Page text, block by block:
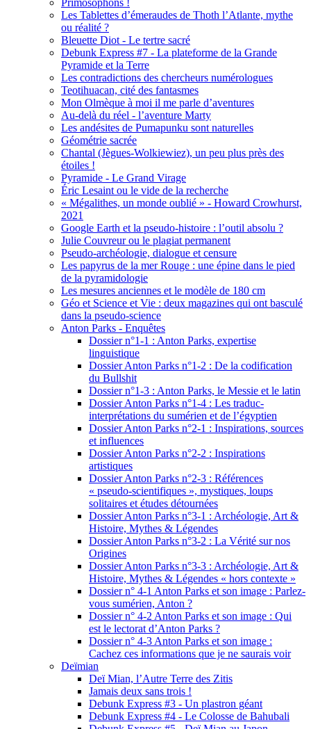
Les Tablettes d’émeraudes de Thoth l’Atlante, mythe
ou réalité ?
Bleuette Diot - Le tertre sacré
Debunk Express #7 - La plateforme de la Grande
Pyramide et la Terre
Les contradictions des chercheurs numérologues
Teotihuacan, cité des fantasmes
Mon Olmèque à moi il me parle d’aventures
Au-delà du réel - l’aventure Marty
Les andésites de Pumapunku sont naturelles
Géométrie sacrée
Chantal (Jègues-Wolkiewiez), un peu plus près des
étoiles !
Pyramide - Le Grand Virage
Éric Lesaint ou le vide de la recherche
« Mégalithes, un monde oublié » - Howard Crowhurst,
2021
Google Earth et la pseudo-histoire : l’outil absolu ?
Julie Couvreur ou le plagiat permanent
Pseudo-archéologie, dialogue et censure
Les papyrus de la mer Rouge : une épine dans le pied
de la pyramidologie
Les mesures anciennes et le modèle de 180 cm
Géo et Science et Vie : deux magazines qui ont basculé
dans la pseudo-science
Anton Parks - Enquêtes
Dossier n°1-1 : Anton Parks, expertise
linguistique
Dossier Anton Parks n°1-2 : De la codification
du Bullshit
Dossier n°1-3 : Anton Parks, le Messie et le latin
Dossier Anton Parks n°1-4 : Les traduc-
interprétations du sumérien et de l’égyptien
Dossier Anton Parks n°2-1 : Inspirations, sources
et influences
Dossier Anton Parks n°2-2 : Inspirations
artistiques
Dossier Anton Parks n°2-3 : Références
« pseudo-scientifiques », mystiques, loups
solitaires et études détournées
Dossier Anton Parks n°3-1 : Archéologie, Art &
Histoire, Mythes & Légendes
Dossier Anton Parks n°3-2 : La Vérité sur nos
Origines
Dossier Anton Parks n°3-3 : Archéologie, Art &
Histoire, Mythes & Légendes « hors contexte »
Dossier n° 4-1 Anton Parks et son image : Parlez-
vous sumérien, Anton ?
Dossier n° 4-2 Anton Parks et son image : Qui
est le lectorat d’Anton Parks ?
Dossier n° 4-3 Anton Parks et son image :
Cachez ces informations que je ne saurais voir
Deïmian
Deï Mian, l’Autre Terre des Zitis
Jamais deux sans trois !
Debunk Express #3 - Un plastron géant
Debunk Express #4 - Le Colosse de Bahubali